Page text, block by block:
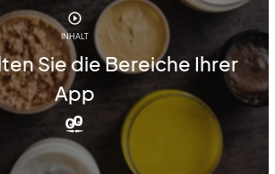
INHALT
Sie die Bereiche Ihrer
App